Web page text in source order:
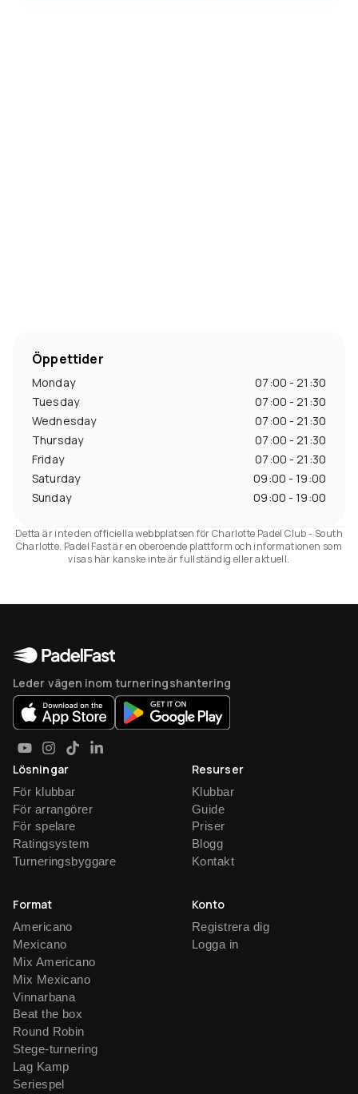
Öppettider
Monday
07:00 - 21:30
Tuesday
07:00 - 21:30
Wednesday
07:00 - 21:30
Thursday
07:00 - 21:30
Friday
07:00 - 21:30
Saturday
09:00 - 19:00
Sunday
09:00 - 19:00
Detta är inte den officiella webbplatsen för Charlotte Padel Club - South
Charlotte. Padel Fast är en oberoende plattform och informationen som
visas här kanske inte är fullständig eller aktuell.
Leder vägen inom turneringshantering
Lösningar
För klubbar
För arrangörer
För spelare
Ratingsystem
Turneringsbyggare
Resurser
Klubbar
Guide
Priser
Blogg
Kontakt
Format
Americano
Mexicano
Mix Americano
Mix Mexicano
Vinnarbana
Beat the box
Round Robin
Stege-turnering
Lag Kamp
Seriespel
Konto
Registrera dig
Logga in